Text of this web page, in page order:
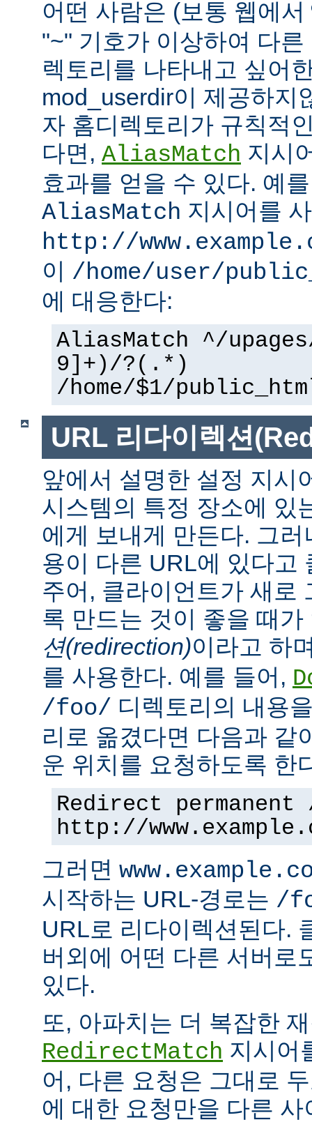
어떤 사람은 (보통 웹에서
"~" 기호가 이상하여 다
렉토리를 나타내고 싶어
mod_userdir이 제공하지
자 홈디렉토리가 규칙적
다면, AliasMatch 지시
효과를 얻을 수 있다. 예
AliasMatch 지시어를
http://
이 /home/user/
에 대응한다:
AliasMatch ^/
9]+)/?(.*)
/home/$1/
URL 리다이렉션
앞에서 설명한 설정 지시
시스템의 특정 장소에 있
에게 보내게 만든다. 그
용이 다른 URL에 있다고
주어, 클라이언트가 새로
록 만드는 것이 좋을 때
션(redirection)이라고 하
를 사용한다. 예를 들어,
/foo/ 디렉토리의 내용
리로 옮겼다면 다음과 같
운 위치를 요청하도록 한
Redirect
http://
그러면
시작하는 URL-경로는 /
URL로 리다이렉션된다.
버외에 어떤 다른 서버로
있다.
또, 아파치는 더 복잡한
RedirectMatch 지시어
어, 다른 요청은 그대로
에 대한 요청만을 다른